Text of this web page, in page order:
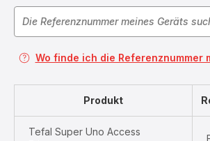
Wo finde ich die Referenznummer
Produkt
Tefal Super Uno Access